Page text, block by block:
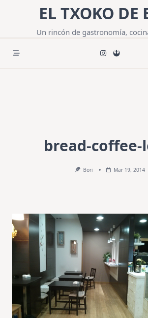
contenido
EL TXOKO DE
Un rincón de gastronomía,
bread-coffee-
Bori Mar 19, 2014